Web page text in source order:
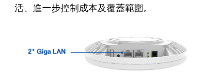
活、進一步控制成本及覆蓋範圍。